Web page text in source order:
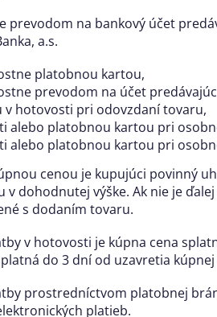
prevodom na bankový účet
a.s.
platobnou kartou,
prevodom na účet
v hotovosti pri odovzdaní tovaru,
alebo platobnou kartou pri
alebo platobnou kartou pri
cenou je kupujúci povinný
v dohodnutej výške. Ak nie je
s dodaním tovaru.
v hotovosti je kúpna cena
do 3 dní od uzavretia
prostredníctvom platobnej
platieb.